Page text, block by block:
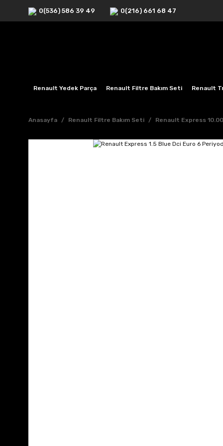
0(536) 586 39 49 0(216) 661 68 47
Renault Yedek Parça Renault Filtre Bakım Seti Renault
Anasayfa Renault Filtre Bakım Seti Renault Express